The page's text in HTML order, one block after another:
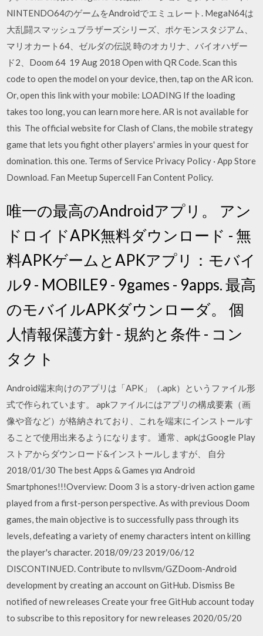
NINTENDO64のゲームをAndroidでエミュレート. MegaN64は
大乱闘スマッシュブラザーズシリーズ、ポケモンスタジアム、
マリオカート64、ゼルダの伝説 時のオカリナ、バイオハザー
ド2、Doom 64 19 Aug 2018 Open with QR Code. Scan this
code to open the model on your device, then, tap on the AR icon.
Or, open this link with your mobile: LOADING If the loading
takes too long, you can learn more here. AR is not available for
this The official website for Clash of Clans, the mobile strategy
game that lets you fight other players' armies in your quest for
domination. this one. Terms of Service Privacy Policy · App Store
Download. Fan Meetup Supercell Fan Content Policy.
唯一の最高のAndroidアプリ。 アン
ドロイドAPK無料ダウンロード - 無
料APKゲームとAPKアプリ：モバイ
ル9 - MOBILE9 - 9games - 9apps. 最高
のモバイルAPKダウンローダ。 個
人情報保護方針 - 規約と条件 - コン
タクト
Android端末向けのアプリは「APK」（.apk）というファイル形
式で作られています。 apkファイルにはアプリの構成要素（画
像や音など）が格納されており、これを端末にインストールす
ることで使用出来るようになります。 通常、apkはGoogle Play
ストアからダウンロード&インストールしますが、 自分
2018/01/30 The best Apps & Games για Android
Smartphones!!!Overview: Doom 3 is a story-driven action game
played from a first-person perspective. As with previous Doom
games, the main objective is to successfully pass through its
levels, defeating a variety of enemy characters intent on killing
the player's character. 2018/09/23 2019/06/12
DISCONTINUED. Contribute to nvllsvm/GZDoom-Android
development by creating an account on GitHub. Dismiss Be
notified of new releases Create your free GitHub account today
to subscribe to this repository for new releases 2020/05/20